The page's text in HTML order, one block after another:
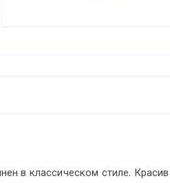
3*60W
в классическом стиле.